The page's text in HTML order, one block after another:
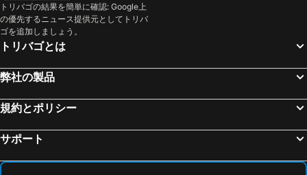
カン ピカフォルト, luxury hotels
ポルト デ ソレル, luxury hotels
カラ サン ビセンテ, luxury hotels
カンヤメル, luxury hotels
コスタ デン ブラネス, luxury hotels
カンパネット, luxury hotels
カラ フェレーラ, luxury hotels
デイア, luxury hotels
トリバゴの結果を簡単に確認: Google上
の優先するニュース提供元としてトリバ
ゴを追加しましょう。
トリバゴとは
弊社の製品
規約とポリシー
サポート